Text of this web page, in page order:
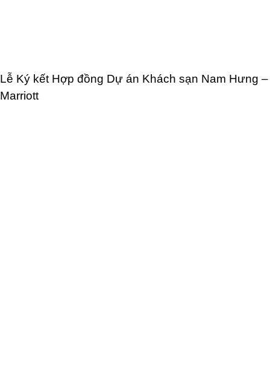
Lễ Ký kết Hợp đồng Dự án Khách sạn Nam Hưng –
Marriott